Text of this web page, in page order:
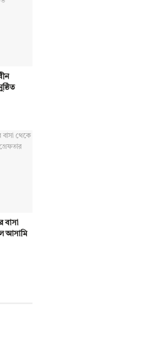
বাসা
আসামি